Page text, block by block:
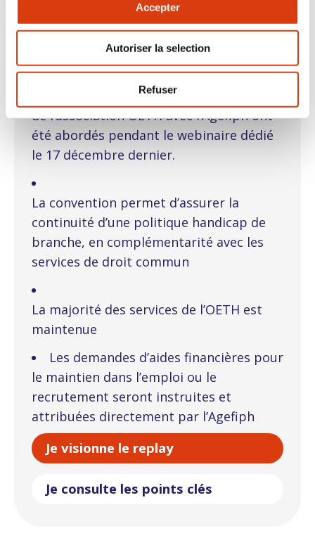
Accepter
Autoriser la selection
Refuser
REPLAY
Les principes clés du conventionnement
de l’association OETH avec l’Agefiph ont
été abordés pendant le webinaire dédié
le 17 décembre dernier.
La convention permet d’assurer la
continuité d’une politique handicap de
branche, en complémentarité avec les
services de droit commun
La majorité des services de l’OETH est
maintenue
Les demandes d’aides financières pour
le maintien dans l’emploi ou le
recrutement seront instruites et
attribuées directement par l’Agefiph
Je visionne le replay
Je consulte les points clés